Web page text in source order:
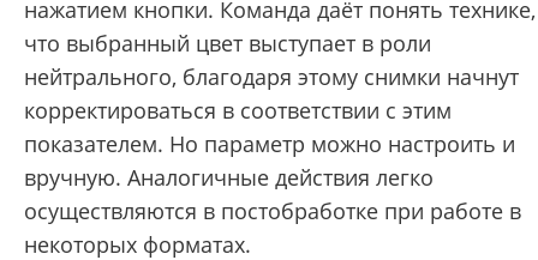
нажатием кнопки. Команда даёт понять технике,
что выбранный цвет выступает в роли
нейтрального, благодаря этому снимки начнут
корректироваться в соответствии с этим
показателем. Но параметр можно настроить и
вручную. Аналогичные действия легко
осуществляются в постобработке при работе в
некоторых форматах.